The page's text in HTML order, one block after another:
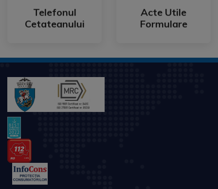
Telefonul
Cetateanului
Telefonul
Cetateanului
Acte Utile
Formulare
Acte Utile
Formulare